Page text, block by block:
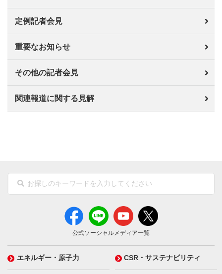
定例記者会見
重要なお知らせ
その他の記者会見
関連報道に関する見解
公式ソーシャルメディア一覧
エネルギー・原子力 CSR・サステナビリティ